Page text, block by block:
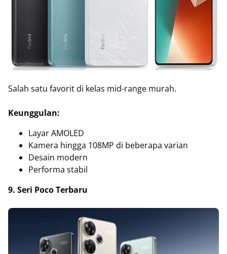
Salah satu favorit di kelas mid-range murah.
Keunggulan:
Layar AMOLED
Kamera hingga 108MP di beberapa varian
Desain modern
Performa stabil
9. Seri Poco Terbaru